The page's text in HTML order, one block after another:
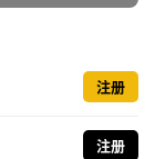
注册
注册